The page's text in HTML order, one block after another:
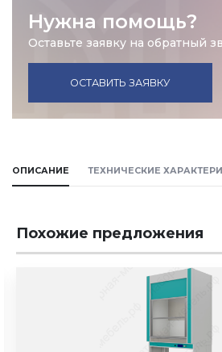
Нужна помощь?
Оставьте заявку на обратный
ОСТАВИТЬ ЗАЯВКУ
ОПИСАНИЕ ТЕХНИЧЕСКИЕ
Похожие предложения